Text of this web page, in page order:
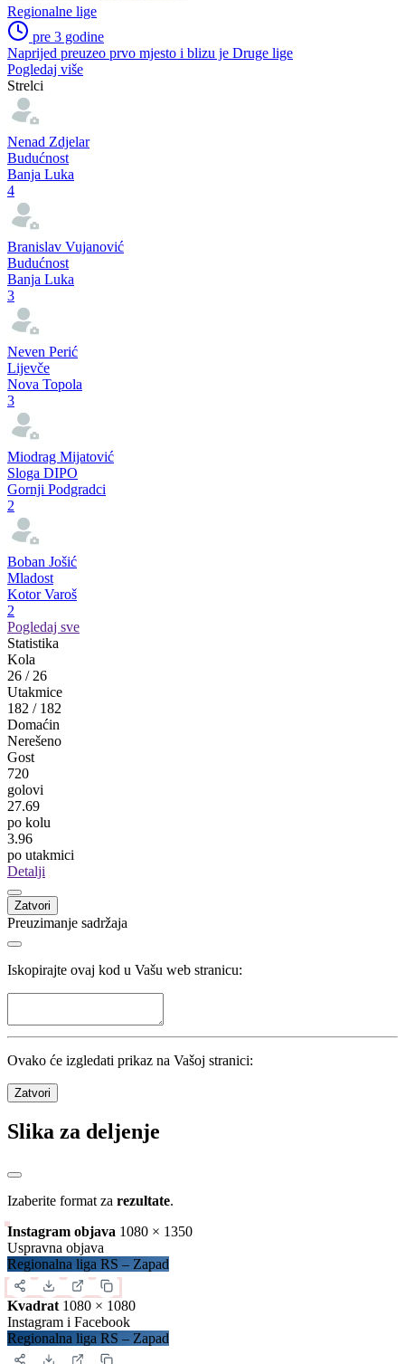
Regionalne lige
pre 3 godine
Naprijed još bod dijeli od Druge lige
Regionalne lige
pre 3 godine
Korak naprijed napravio Naprijed
Regionalne lige
Naprijed preuzeo prvo mjesto i blizu je Druge lige
Pogledaj više
Strelci
Nenad Zdjelar
Budućnost
Banja Luka
4
Branislav Vujanović
Budućnost
Banja Luka
3
Neven Perić
Lijevče
Nova Topola
3
Miodrag Mijatović
Sloga DIPO
Gornji Podgradci
2
Kotor Varoš
Kola
Utakmice
182/182
Domaćin
Gost
27.69
po kolu
po utakmici
Detalji
Zatvori
Preuzimanje sadržaja
Iskopirajte ovaj kod u Vašu web stranicu: